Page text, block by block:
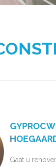
Gaat u